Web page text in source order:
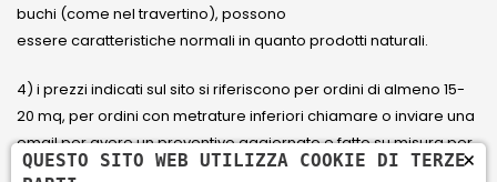
buchi (come nel travertino), possono
essere caratteristiche normali in quanto prodotti naturali.
4) i prezzi indicati sul sito si riferiscono per ordini di almeno 15-
20 mq, per ordini con metrature inferiori chiamare o inviare una
email per avere un preventivo aggiornato e fatto su misura per
il cliente.
×
QUESTO SITO WEB UTILIZZA COOKIE DI TERZE